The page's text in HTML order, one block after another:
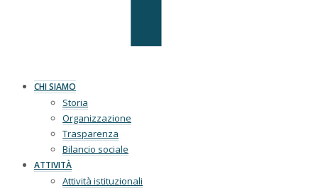
CHI SIAMO
Storia
Organizzazione
Trasparenza
Bilancio sociale
ATTIVITÀ
Attività istituzionali